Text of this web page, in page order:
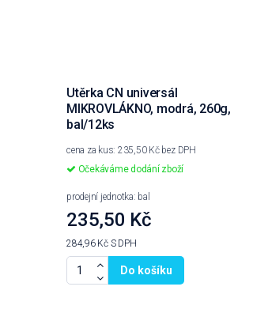
Utěrka CN universál
MIKROVLÁKNO, modrá, 260g,
bal/12ks
cena za kus: 235,50 Kč bez DPH
Očekáváme dodání zboží
prodejní jednotka: bal
235,50 Kč
284,96 Kč S DPH
Do košíku